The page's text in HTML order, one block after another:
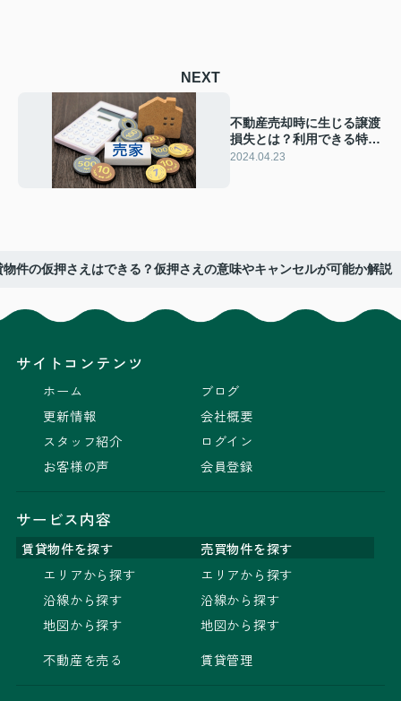
NEXT
不動産売却時に生じる譲渡
損失とは？利用できる特例
や確定申告について
2024.04.23
物件の仮押さえはできる？仮押さえの意味やキャンセルが可能か解説
サイトコンテンツ
ホーム
更新情報
スタッフ紹介
お客様の声
ブログ
会社概要
ログイン
会員登録
サービス内容
賃貸物件を探す
売買物件を探す
エリアから探す
沿線から探す
地図から探す
不動産を売る
エリアから探す
沿線から探す
地図から探す
賃貸管理